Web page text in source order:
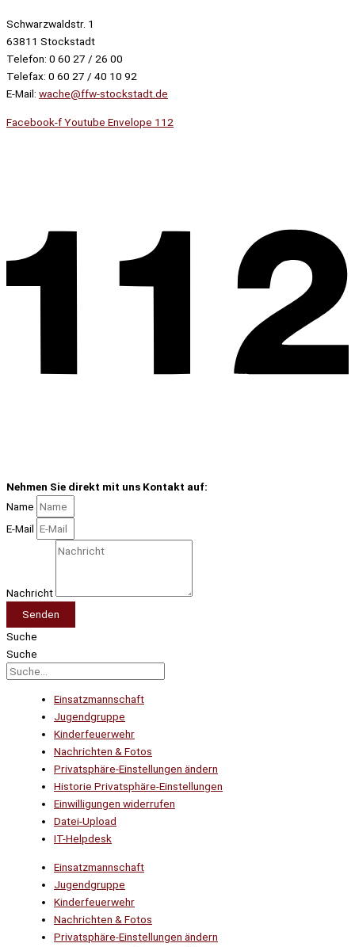
Schwarzwaldstr. 1
63811 Stockstadt
Telefon: 0 60 27 / 26 00
Telefax: 0 60 27 / 40 10 92
E-Mail: wache@ffw-stockstadt.de
Facebook-fYoutube Envelope 112
Nehmen Sie direkt mit uns Kontakt auf:
Name
E-Mail
Nachricht
Senden
Suche
Suche
Einsatzmannschaft
Jugendgruppe
Kinderfeuerwehr
Nachrichten & Fotos
Privatsphäre-Einstellungen ändern
Historie Privatsphäre-Einstellungen
Einwilligungen widerrufen
Datei-Upload
IT-Helpdesk
Einsatzmannschaft
Jugendgruppe
Kinderfeuerwehr
Nachrichten & Fotos
Privatsphäre-Einstellungen ändern